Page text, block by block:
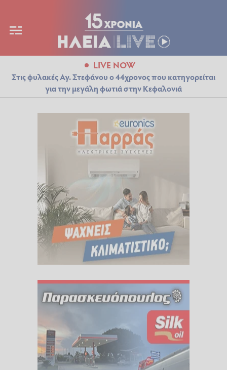
LIVE NOW
Στις φυλακές Αγ. Στεφάνου ο 44χρονος που κατηγορείται
για την μεγάλη φωτιά στην Κεφαλονιά